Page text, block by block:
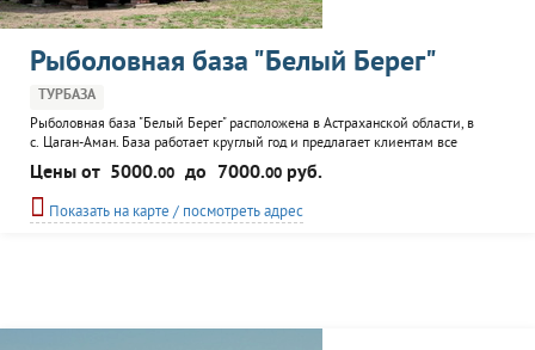
Рыболовная база "Белый Берег"
ТУРБАЗА
Рыболовная база "Белый Берег" расположена в Астраханской области, в
с. Цаган-Аман. База работает круглый год и предлагает клиентам все
условия для хорошего отдыха, рыбной ловли и охоты. К услугам
посетителей: паром, трансфер, стоянка, экскурсионное обслуживание,
ресторан, бар, магазин, две бани, бассейн (в том числе и детский),
оборудованные места для пикника, пляж, организация...
Цены от 5000.00 до 7000.00 руб.
Показать на карте / посмотреть адрес